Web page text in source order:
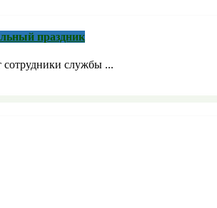
праздник
сотрудники службы ...